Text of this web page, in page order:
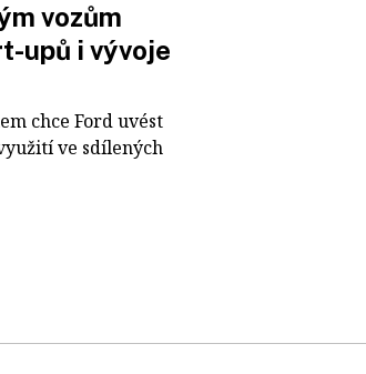
vozům
upů i vývoje
chce Ford uvést
ve sdílených